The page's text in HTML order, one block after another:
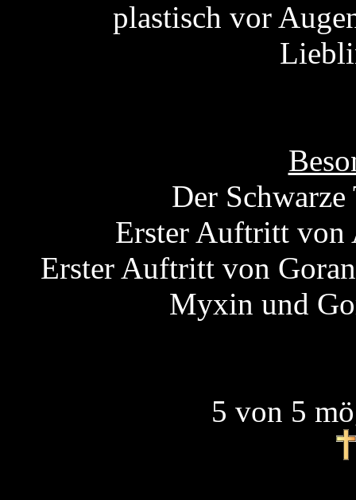
plastisch vor
Der
Erster Auftritt von
Erster Auftritt von
Myxin und
5 von 5